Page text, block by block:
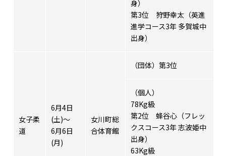
身）
第3位 狩野幸太（英進
進学コース3年 多賀城中
出身）
女子柔
道
6月4日
(土)～
6月6日
(月)
女川町総
合体育館
（団体）第3位
（個人）
78Kg級
第2位 蜂谷心（フレッ
クスコース3年 志波姫中
出身）
63Kg級